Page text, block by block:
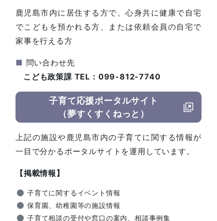
鹿児島市内に居住する方で、心身共に健康で自宅
でこどもを預かれる方、または依頼会員の自宅で
家事を行える方
■ 問い合わせ先
こども政策課 TEL：099-812-7740
子育て応援ポータルサイト
（夢すくすくねっと）
上記の施設や鹿児島市内の子育てに関する情報が
一目で分かるポータルサイトを運用しています。
【掲載情報】
子育てに関するイベント情報
保育園、幼稚園等の施設情報
子育て相談の受付や窓口の案内、相談事例集